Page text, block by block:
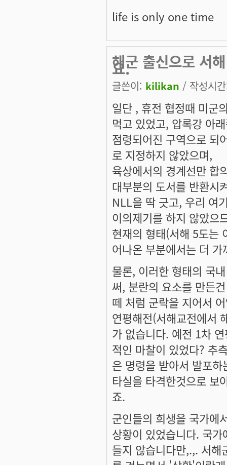
life is only one time
해군 출신으로 서
요.
글쓴이: kilikan / 작성시
일단 , 휴전 협정때 미군
먹고 있었고, 압록강 아
점령되어진 구역으로 되
로 지정하지 않았으며,
육상에서의 경계선만 합
대부분의 도서를 반환시
NLL을 딱 긋고, 우리 여
이의제기를 하지 않았으
현재의 형태(서해 5도는
어나온 부분에서는 더
물론, 이러한 형태의 국
써, 분란의 요소를 만든
떼 처럼 군락을 지어서
연평해전(서해교전에서
가 없습니다. 예전 1차
적인 마찰이 있었다? 추
은 명령을 받아서 발포
타실을 타격한것으로 보
죠.
군인들의 희생을 국가에
상황이 있었습니다. 국
들지 않습니다만,.,. 서해